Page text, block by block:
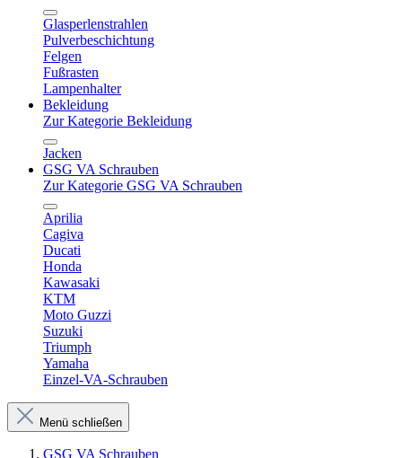
Glasperlenstrahlen
Pulverbeschichtung
Felgen
Fußrasten
Lampenhalter
Bekleidung
Zur Kategorie Bekleidung
Jacken
GSG VA Schrauben
Zur Kategorie GSG VA Schrauben
Aprilia
Cagiva
Ducati
Honda
Kawasaki
KTM
Moto Guzzi
Suzuki
Triumph
Yamaha
Einzel-VA-Schrauben
Menü schließen
GSG VA Schrauben